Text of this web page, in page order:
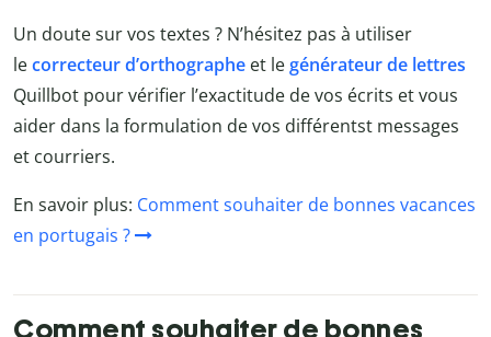
Un doute sur vos textes ? N’hésitez pas à utiliser
lecorrecteur d’orthographe et legénérateur de lettres
Quillbot pour vérifier l’exactitude de vos écrits et vous
aider dans la formulation de vos différentst messages
et courriers.
En savoir plus: Comment souhaiter de bonnes vacances
en portugais ?
Comment souhaiter de bonnes